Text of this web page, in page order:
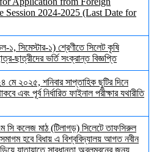
Session 2024-2025 (Last Date for
১, সিমেস্টার-১) শ্রেণীতে সিলেট কৃষি
ছাত্রীদের ভর্তি সংক্রান্ত বিজ্ঞপ্তি
২০২৫, শনিবার সাপ্তাহিক ছুটির দিনে
এবং পূর্ব নির্ধারিত ফাইনাল পরীক্ষার যথারীতি
সি কলেজ মাঠ (টিলাগড়) সিলেটে তাফসিরুল
হবে বিধায় এ বিশ্ববিদ্যালয় আগত নবীন
যাতায়াতে সাবধানতা অবলম্বনের জন্য